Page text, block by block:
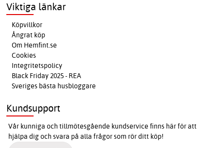
Viktiga länkar
Köpvillkor
Ångrat köp
Om Hemfint.se
Cookies
Integritetspolicy
Black Friday 2025 - REA
Sveriges bästa husbloggare
Kundsupport
Vår kunniga och tillmötesgående kundservice finns här för att
hjälpa dig och svara på alla frågor som rör ditt köp!